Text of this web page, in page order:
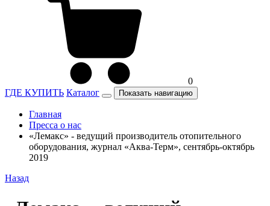
0
ГДЕ КУПИТЬ Каталог Показать навигацию
Главная
Пресса о нас
«Лемакс» - ведущий производитель отопительного
оборудования, журнал «Аква-Терм», сентябрь-октябрь
2019
Назад